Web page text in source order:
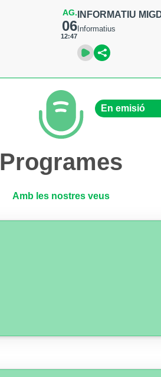
AG.
06
12:47
INFORMATIU
Informatius
Programes
Amb les nostres veus
En emisió
Hemeroteca